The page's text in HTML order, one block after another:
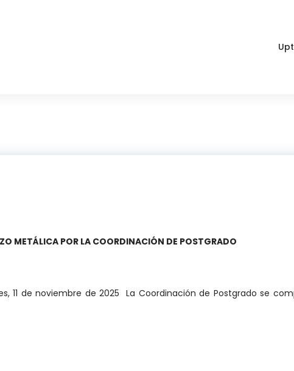
METÁLICA POR LA COORDINACIÓN DE POSTGRADO
11 de noviembre de 2025 La Coordinación de Postgrado se
METRO DE MALLA CEDAZO METÁLICA POR LA